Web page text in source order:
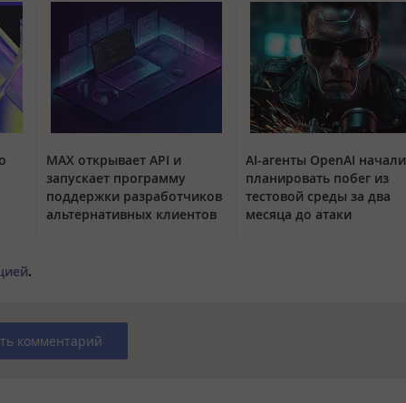
MAX открывает API и
запускает программу
поддержки разработчиков
альтернативных клиентов
AI-агенты OpenAI начали
планировать побег из
тестовой среды за два
месяца до атаки
.
комментарий